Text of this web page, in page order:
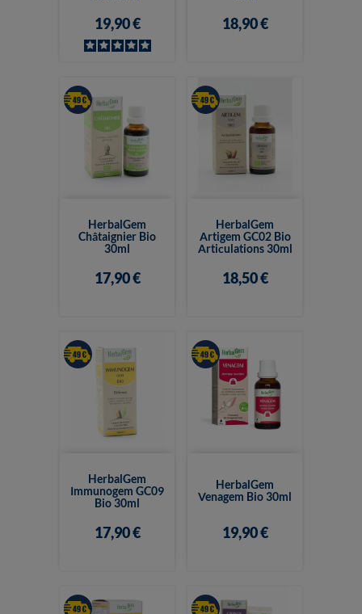
19,90 € 18,90 €
HerbalGem
Châtaignier Bio
30ml
17,90 €
HerbalGem
Artigem GC02 Bio
Articulations 30ml
18,50 €
HerbalGem
Immunogem GC09
Bio 30ml
17,90 €
HerbalGem
Venagem Bio 30ml
19,90 €